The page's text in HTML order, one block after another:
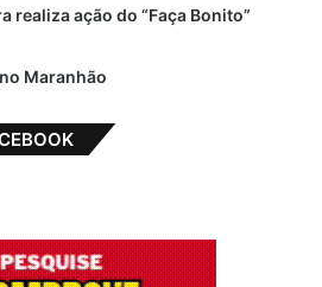
realiza ação do “Faça Bonito”
Maranhão